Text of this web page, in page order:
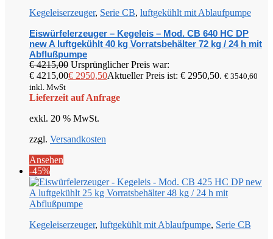
Kegeleiserzeuger, Serie CB, luftgekühlt mit Ablaufpumpe
Eiswürfelerzeuger – Kegeleis – Mod. CB 640 HC DP
new A luftgekühlt 40 kg Vorratsbehälter 72 kg / 24 h mit
Abflußpumpe
€4215,00 Ursprünglicher Preis war:
€ 4215,00€ 2950,50Aktueller Preis ist: € 2950,50. € 3540,60
inkl. MwSt
Lieferzeit auf Anfrage
exkl. 20 % MwSt.
zzgl. Versandkosten
Ansehen
-45%
Kegeleiserzeuger, luftgekühlt mit Ablaufpumpe, Serie CB